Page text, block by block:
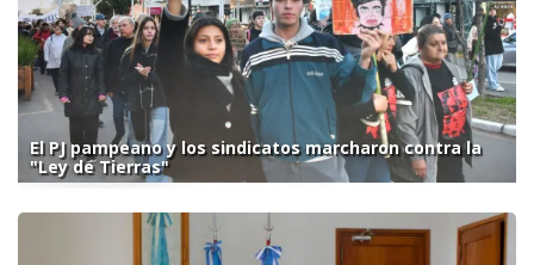
El PJ pampeano y los sindicatos marcharon contra la
"Ley de Tierras"